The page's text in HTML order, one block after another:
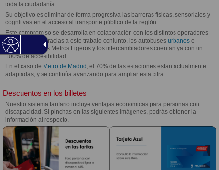
toda la ciudadanía.
Su objetivo es eliminar de forma progresiva las barreras físicas, sensoriales y
cognitivas en el acceso al transporte público de la región.
Este compromiso se desarrolla en colaboración con los distintos operadores
de transporte. Gracias a este trabajo conjunto, los autobuses urbanos e
interurbanos, los Metros Ligeros y los intercambiadores cuentan ya con un
100% de accesibilidad.
En el caso de Metro de Madrid , el 70% de las estaciones están actualmente
adaptadas, y se continúa avanzando para ampliar esta cifra.
Descuentos en los billetes
Nuestro sistema tarifario incluye ventajas económicas para personas con
discapacidad. Si pinchas en las siguientes imágenes, podrás obtener la
información al respecto.